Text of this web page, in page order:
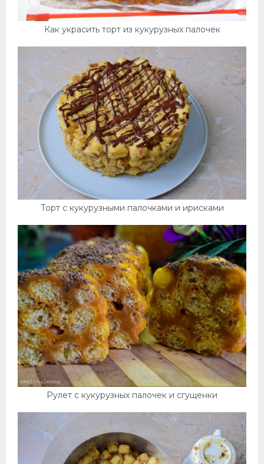
Как украсить торт из кукурузных палочек
Торт с кукурузными палочками и ирисками
Рулет с кукурузных палочек и сгущенки